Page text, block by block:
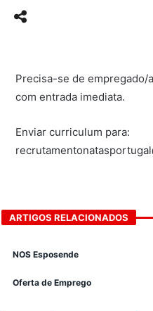
Precisa-se de empregado/
com entrada imediata.
Enviar curriculum para:
ARTIGOS RELACIONADOS
NOS Esposende
Oferta de Emprego